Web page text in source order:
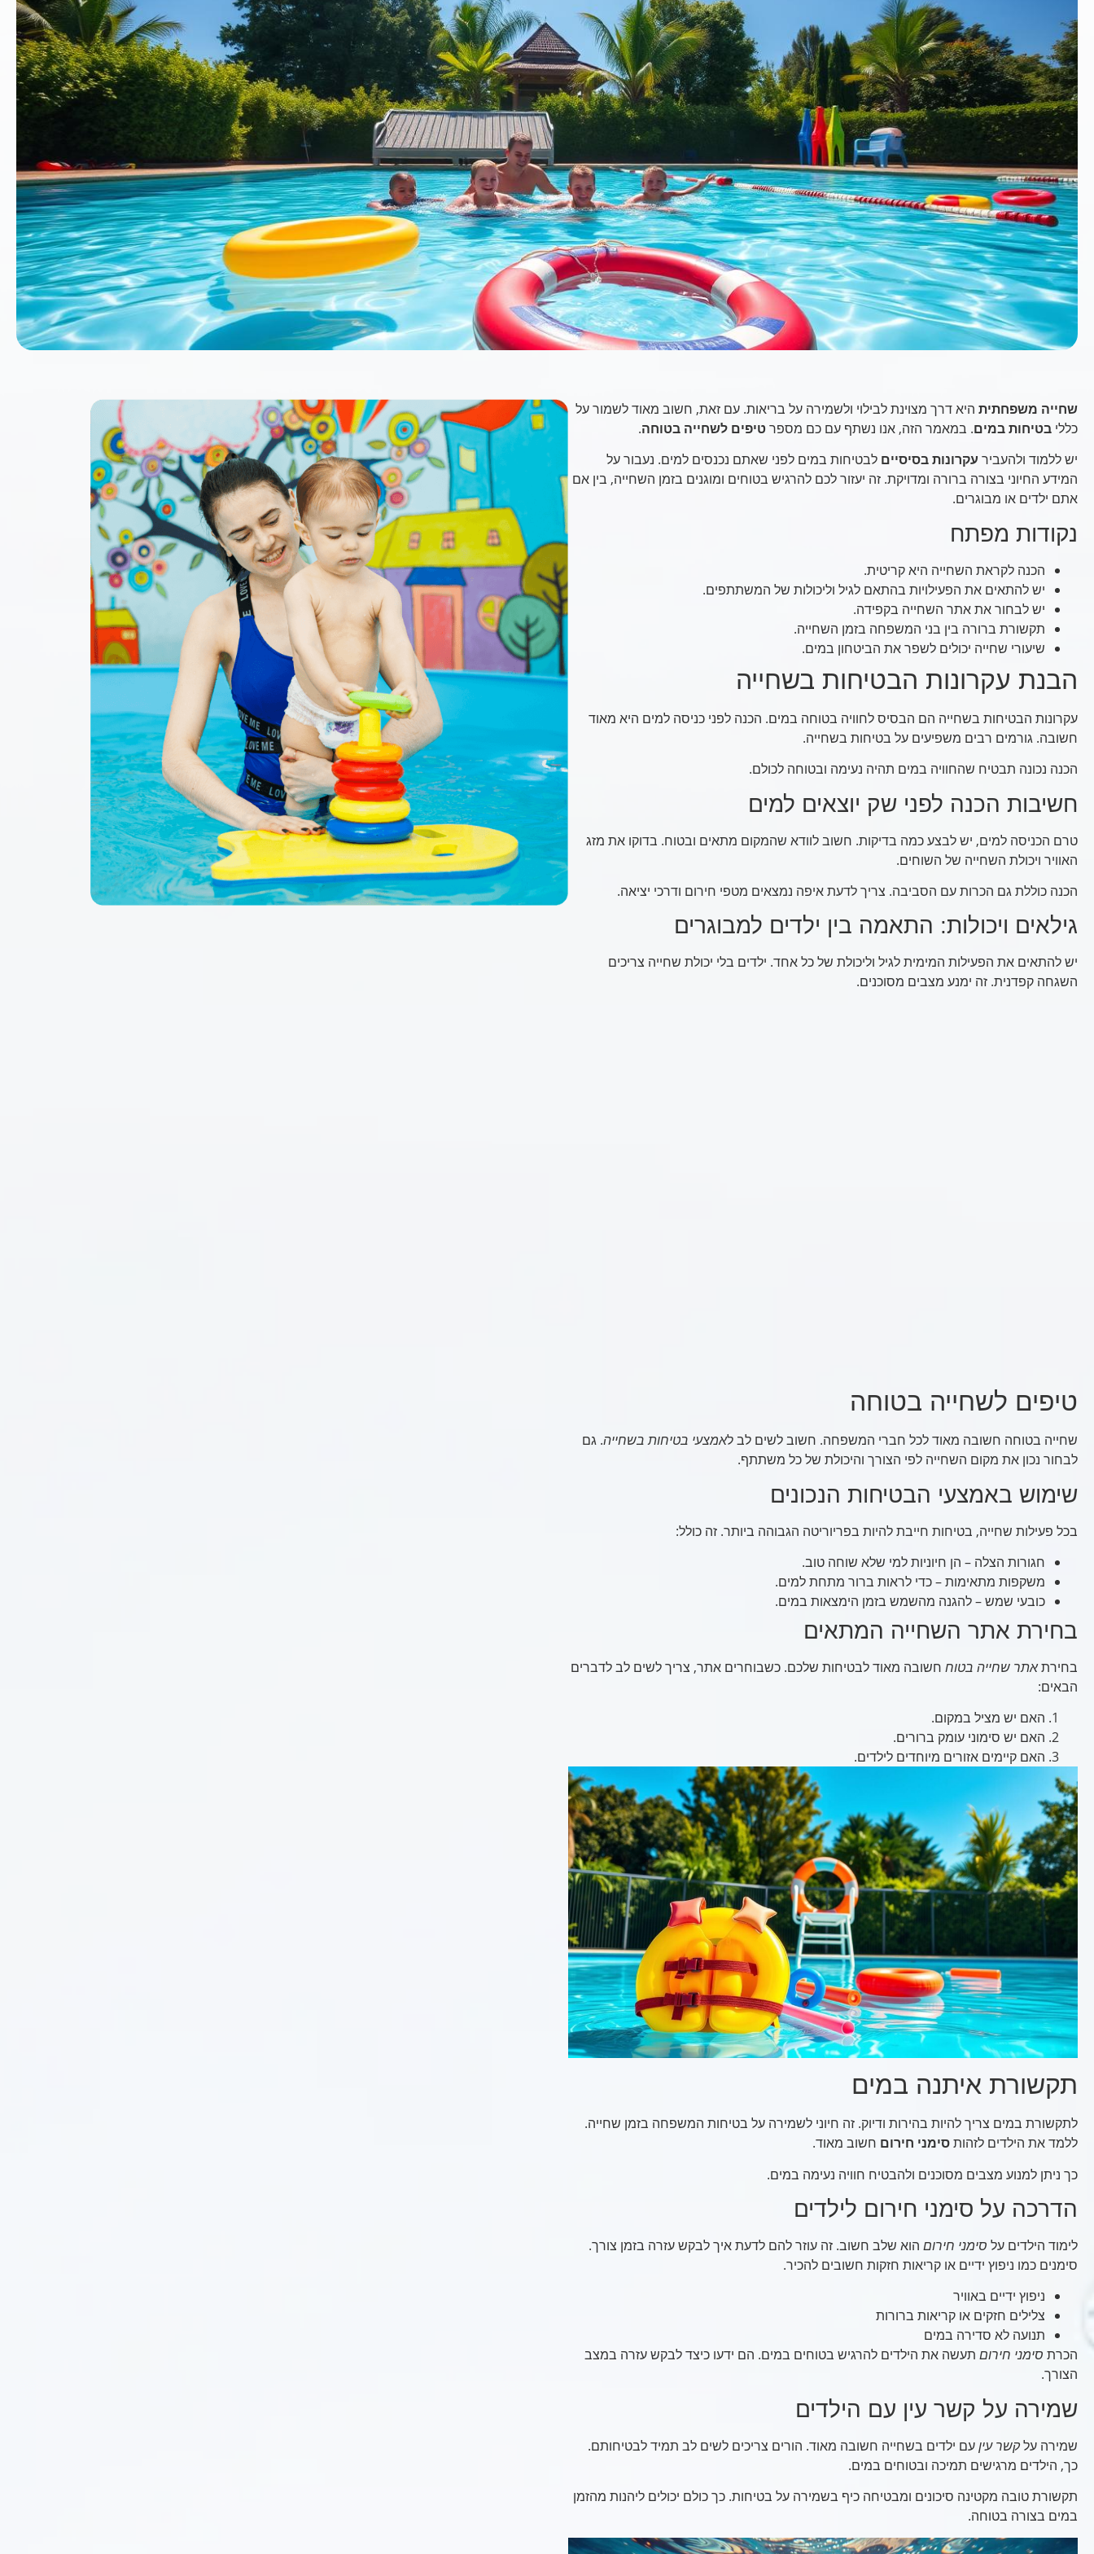
שחייה משפחתית היא דרך מצוינת לבילוי ולשמירה על בריאות. עם זאת, חשוב מאוד לשמור על
כללי בטיחות במים. במאמר הזה, אנו נשתף עם כם מספרטיפים לשחייה בטוחה.
יש ללמוד ולהעביר עקרונות בסיסיים לבטיחות במים לפני שאתם נכנסים למים. נעבור על
המידע החיוני בצורה ברורה ומדויקת. זה יעזור לכם להרגיש בטוחים ומוגנים בזמן השחייה, בין אם
אתם ילדים או מבוגרים.
נקודות מפתח
הכנה לקראת השחייה היא קריטית.
יש להתאים את הפעילויות בהתאם לגיל וליכולות של המשתתפים.
יש לבחור את אתר השחייה בקפידה.
תקשורת ברורה בין בני המשפחה בזמן השחייה.
שיעורי שחייה יכולים לשפר את הביטחון במים.
הבנת עקרונות הבטיחות בשחייה
עקרונות הבטיחות בשחייה הם הבסיס לחוויה בטוחה במים. הכנה לפני כניסה למים היא מאוד
חשובה. גורמים רבים משפיעים על בטיחות בשחייה.
הכנה נכונה תבטיח שהחוויה במים תהיה נעימה ובטוחה לכולם.
חשיבות הכנה לפני שק יוצאים למים
טרם הכניסה למים, יש לבצע כמה בדיקות. חשוב לוודא שהמקום מתאים ובטוח. בדוקו את מזג
האוויר ויכולת השחייה של השוחים.
הכנה כוללת גם הכרות עם הסביבה. צריך לדעת איפה נמצאים מטפי חירום ודרכי יציאה.
גילאים ויכולות: התאמה בין ילדים למבוגרים
יש להתאים את הפעילות המימית לגיל וליכולת של כל אחד. ילדים בלי יכולת שחייה צריכים
השגחה קפדנית. זה ימנע מצבים מסוכנים.
טיפים לשחייה בטוחה
שחייה בטוחה חשובה מאוד לכל חברי המשפחה. חשוב לשים לב לאמצעי בטיחות בשחייה. גם
לבחור נכון את מקום השחייה לפי הצורך והיכולת של כל משתתף.
שימוש באמצעי הבטיחות הנכונים
בכל פעילות שחייה, בטיחות חייבת להיות בפריוריטה הגבוהה ביותר. זה כולל:
חגורות הצלה – הן חיוניות למי שלא שוחה טוב.
משקפות מתאימות – כדי לראות ברור מתחת למים.
כובעי שמש – להגנה מהשמש בזמן הימצאות במים.
בחירת אתר השחייה המתאים
בחירתאתר שחייה בטוח חשובה מאוד לבטיחות שלכם. כשבוחרים אתר, צריך לשים לב לדברים
הבאים:
האם יש מציל במקום.
האם יש סימוני עומק ברורים.
האם קיימים אזורים מיוחדים לילדים.
תקשורת איתנה במים
לתקשורת במים צריך להיות בהירות ודיוק. זה חיוני לשמירה על בטיחות המשפחה בזמן שחייה.
ללמד את הילדים לזהותסימני חירום חשוב מאוד.
כך ניתן למנוע מצבים מסוכנים ולהבטיח חוויה נעימה במים.
הדרכה על סימני חירום לילדים
לימוד הילדים על סימני חירום הוא שלב חשוב. זה עוזר להם לדעת איך לבקש עזרה בזמן צורך.
סימנים כמו ניפוץ ידיים או קריאות חזקות חשובים להכיר.
ניפוץ ידיים באוויר
צלילים חזקים או קריאות ברורות
תנועה לא סדירה במים
הכרת סימני חירום תעשה את הילדים להרגיש בטוחים במים. הם ידעו כיצד לבקש עזרה במצב
הצורך.
שמירה על קשר עין עם הילדים
שמירה עלקשר עיןעם ילדים בשחייה חשובה מאוד. הורים צריכים לשים לב תמיד לבטיחותם.
כך, הילדים מרגישים תמיכה ובטוחים במים.
תקשורת טובה מקטינה סיכונים ומבטיחה כיף בשמירה על בטיחות. כך כולם יכולים ליהנות מהזמן
במים בצורה בטוחה.